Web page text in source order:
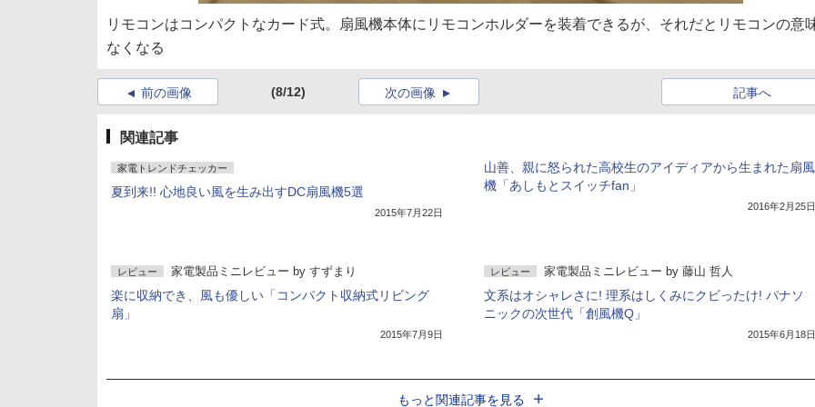
リモコンはコンパクトなカード式。扇風機本体にリモコンホルダーを装着できるが、それだとリモコンの意
なくなる
前の画像 (8/12) 記事へ
次の画像
関連記事
家電トレンドチェッカー
夏到来!! 心地良い風を生み出すDC扇風機5選
2015年7月22日
山善、親に怒られた高校生のアイディアから生まれた扇風
機「あしもとスイッチfan」
2016年2月25日
レビュー 家電製品ミニレビュー by すずまり
楽に収納でき、風も優しい「コンパクト収納式リビング
扇」
2015年7月9日
レビュー 家電製品ミニレビュー by 藤山 哲人
文系はオシャレさに! 理系はしくみにクビったけ! パナソ
ニックの次世代「創風機Q」
2015年6月18日
もっと関連記事を見る